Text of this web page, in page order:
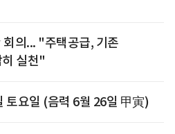
의... "주택공급, 기존
실천"
토요일 (음력 6월 26일 甲寅)